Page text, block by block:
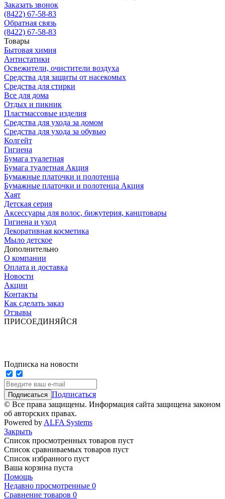
Заказать звонок
(8422) 67-58-83
Обратная связь
(8422) 67-58-83
Товары
Бытовая химия
Антистатики
Освежители, очистители воздуха
Средства для защиты от насекомых
Средства для стирки
Все для дома
Отдых и пикник
Пластмассовые изделия
Средства для ухода за домом
Средства для ухода за обувью
Колгейт
Гигиена
Бумага туалетная
Бумага туалетная Акция
Бумажные платочки и полотенца
Бумажные платочки и полотенца Акция
Хаят
Детская серия
Аксессуары для волос, бижутерия, канцтовары
Гигиена и уход
Декоративная косметика
Мыло детское
Дополнительно
О компании
Оплата и доставка
Новости
Акции
Контакты
Как сделать заказ
Отзывы
ПРИСОЕДИНЯЙСЯ
Подписка на новости
Подписаться
© Все права защищены. Информация сайта защищена законом
об авторских правах.
Powered byALFA Systems
Закрыть
Список просмотренных товаров пуст
Список сравниваемых товаров пуст
Список избранного пуст
Ваша корзина пуста
Помощь
Недавно просмотренные 0
Сравнение товаров 0